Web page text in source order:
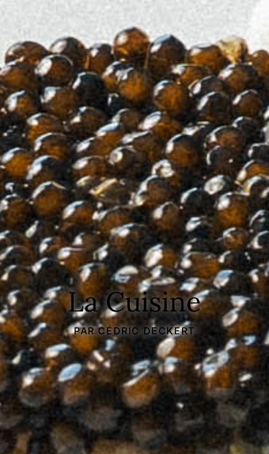
La Cuisine
PAR CÉDRIC DECKERT